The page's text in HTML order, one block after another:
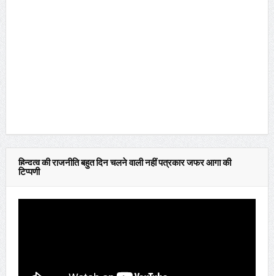
हिन्दुत्व की राजनीति बहुत दिन चलने वाली नहीं पत्रकार जफर आगा की
टिप्पणी